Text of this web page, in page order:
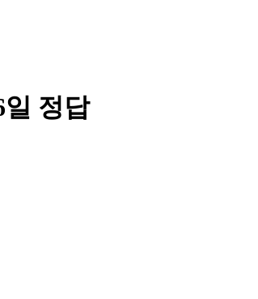
정답